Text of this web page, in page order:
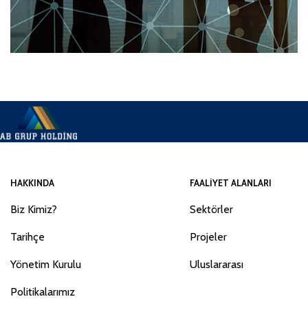
HAKKINDA
Biz Kimiz?
Tarihçe
Yönetim Kurulu
Politikalarımız
FAALIYET ALANLARI
Sektörler
Projeler
Uluslararası